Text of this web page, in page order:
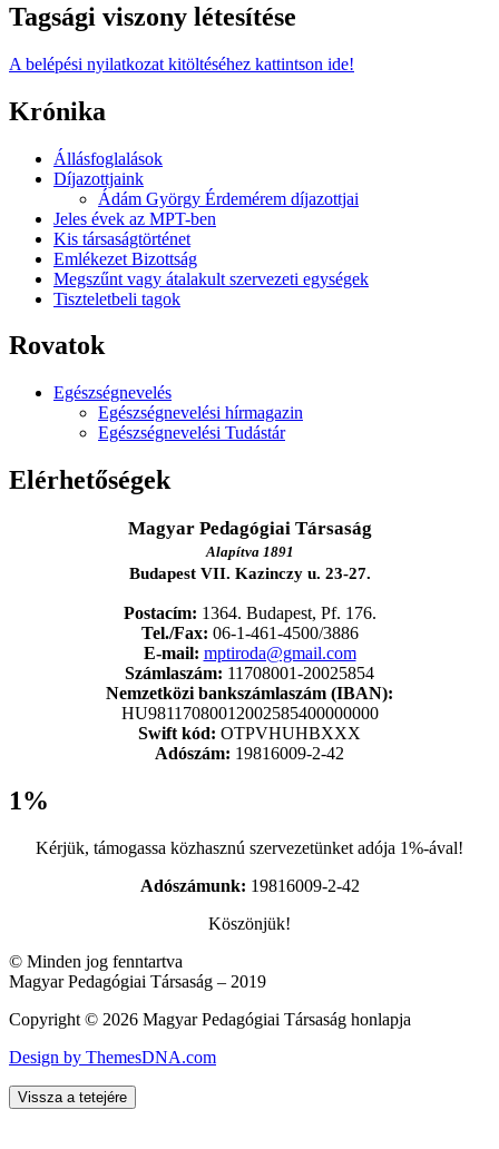
Tagsági viszony létesítése
A belépési nyilatkozat kitöltéséhez kattintson ide!
Krónika
Állásfoglalások
Díjazottjaink
Ádám György Érdemérem díjazottjai
Jeles évek az MPT-ben
Kis társaságtörténet
Emlékezet Bizottság
Megszűnt vagy átalakult szervezeti egységek
Tiszteletbeli tagok
Rovatok
Egészségnevelés
Egészségnevelési hírmagazin
Egészségnevelési Tudástár
Elérhetőségek
Magyar Pedagógiai Társaság
Alapítva 1891
Budapest VII. Kazinczy u. 23-27.
Postacím: 1364. Budapest, Pf. 176.
Tel./Fax: 06-1-461-4500/3886
E-mail: mptiroda@gmail.com
Számlaszám: 11708001-20025854
Nemzetközi bankszámlaszám (IBAN):
HU98117080012002585400000000
Swift kód: OTPVHUHBXXX
Adószám: 19816009-2-42
1%
Kérjük, támogassa közhasznú szervezetünket adója 1%-ával!
Adószámunk: 19816009-2-42
Köszönjük!
© Minden jog fenntartva
Magyar Pedagógiai Társaság – 2019
Copyright © 2026 Magyar Pedagógiai Társaság honlapja
Design by ThemesDNA.com
Vissza a tetejére